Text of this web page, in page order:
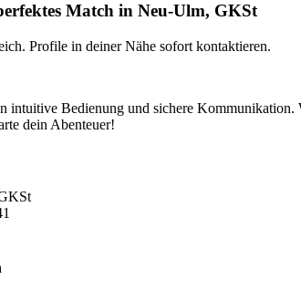
Match in Neu-Ulm, GKSt
Profile in deiner Nähe sofort kontaktieren.
intuitive Bedienung und sichere
dein Abenteuer!